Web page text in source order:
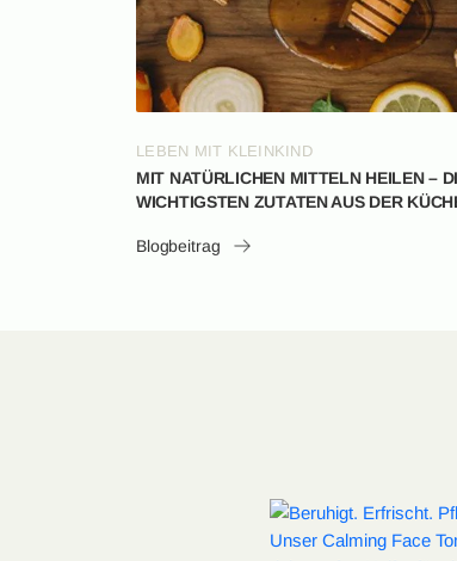
LEBEN MIT KLEINKIND
MIT NATÜRLICHEN MITTELN HEILEN –
WICHTIGSTEN ZUTATEN AUS DER
Blogbeitrag